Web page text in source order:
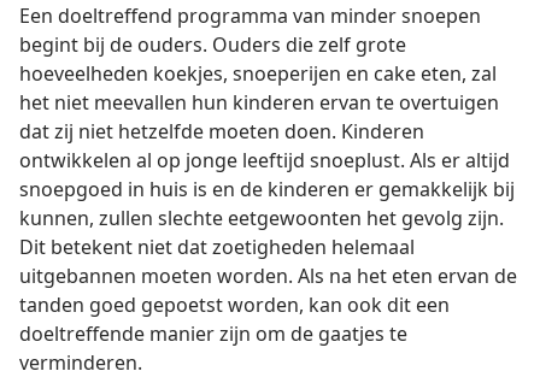
Een doeltreffend programma van minder snoepen
begint bij de ouders. Ouders die zelf grote
hoeveelheden koekjes, snoeperijen en cake eten, zal
het niet meevallen hun kinderen ervan te overtuigen
dat zij niet hetzelfde moeten doen. Kinderen
ontwikkelen al op jonge leeftijd snoeplust. Als er altijd
snoepgoed in huis is en de kinderen er gemakkelijk bij
kunnen, zullen slechte eetgewoonten het gevolg zijn.
Dit betekent niet dat zoetigheden helemaal
uitgebannen moeten worden. Als na het eten ervan de
tanden goed gepoetst worden, kan ook dit een
doeltreffende manier zijn om de gaatjes te
verminderen.